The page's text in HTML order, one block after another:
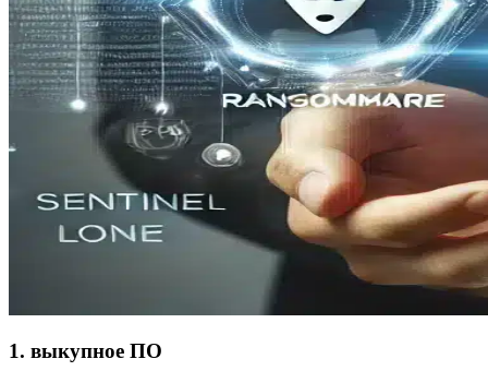
1. выкупное ПО